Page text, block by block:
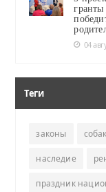
04
Теги
законы
наследие
праздник